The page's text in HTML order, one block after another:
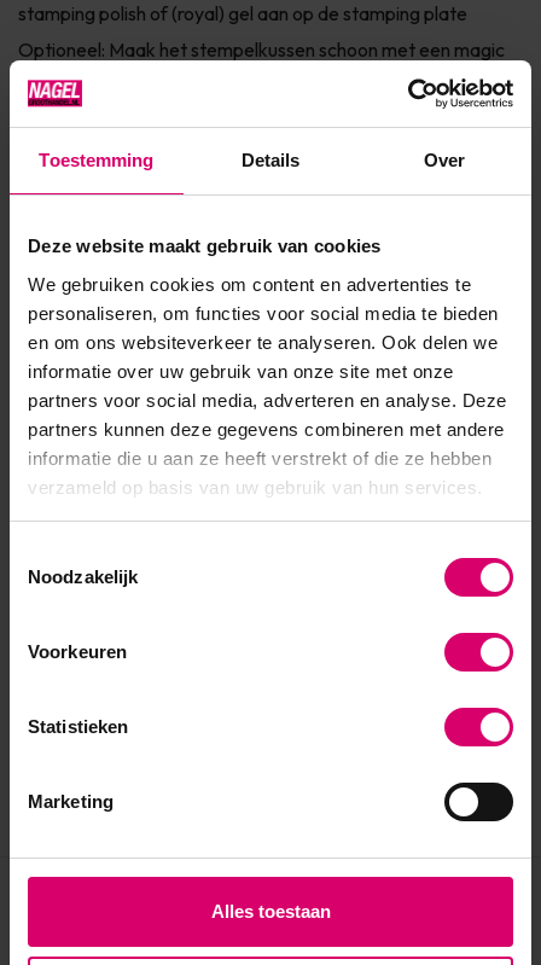
Toestemming Details Over
Deze website maakt gebruik van cookies
We gebruiken cookies om content en advertenties te
personaliseren, om functies voor social media te bieden
en om ons websiteverkeer te analyseren. Ook delen we
informatie over uw gebruik van onze site met onze
partners voor social media, adverteren en analyse. Deze
partners kunnen deze gegevens combineren met andere
informatie die u aan ze heeft verstrekt of die ze hebben
verzameld op basis van uw gebruik van hun services.
Noodzakelijk
Voorkeuren
Statistieken
Marketing
Alles toestaan
stamping polish of (royal) gel aan op de stamping plate
Optioneel: Maak het stempelkussen schoon met een magic
roller for stamping Schraap de overtollige polish/gel weg met
de s...
Toon meer
Product specificaties
Artikelnummer 38305
SKU 540358